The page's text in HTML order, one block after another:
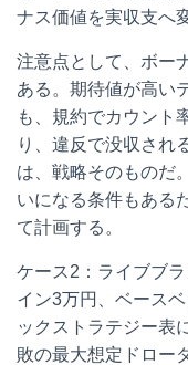
ナス価値を実収支へ
注意点として、ボー
ある。期待値が高い
も、規約でカウント
り、違反で没収され
は、戦略そのものだ
いになる条件もある
て計画する。
ケース2：ライブブ
イン3万円、ベース
ックストラテジー表
敗の最大想定ドロー